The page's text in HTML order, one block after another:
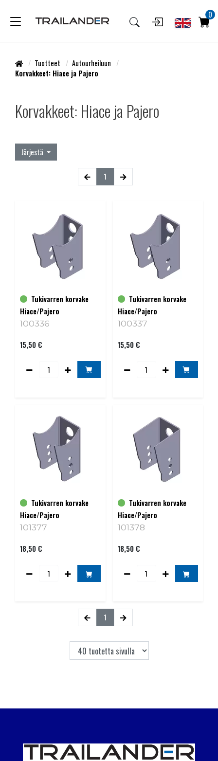
0
Tuotteet
Autourheiluun
Korvakkeet: Hiace ja Pajero
Korvakkeet: Hiace ja Pajero
Järjestä
1(current)
Tukivarren korvake
Hiace/Pajero
100336
15,50 €
Tukivarren korvake
Hiace/Pajero
100337
15,50 €
Tukivarren korvake
Hiace/Pajero
101377
18,50 €
Tukivarren korvake
Hiace/Pajero
101378
18,50 €
1(current)